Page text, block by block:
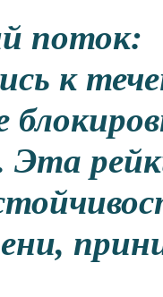
поток:
к
Эта